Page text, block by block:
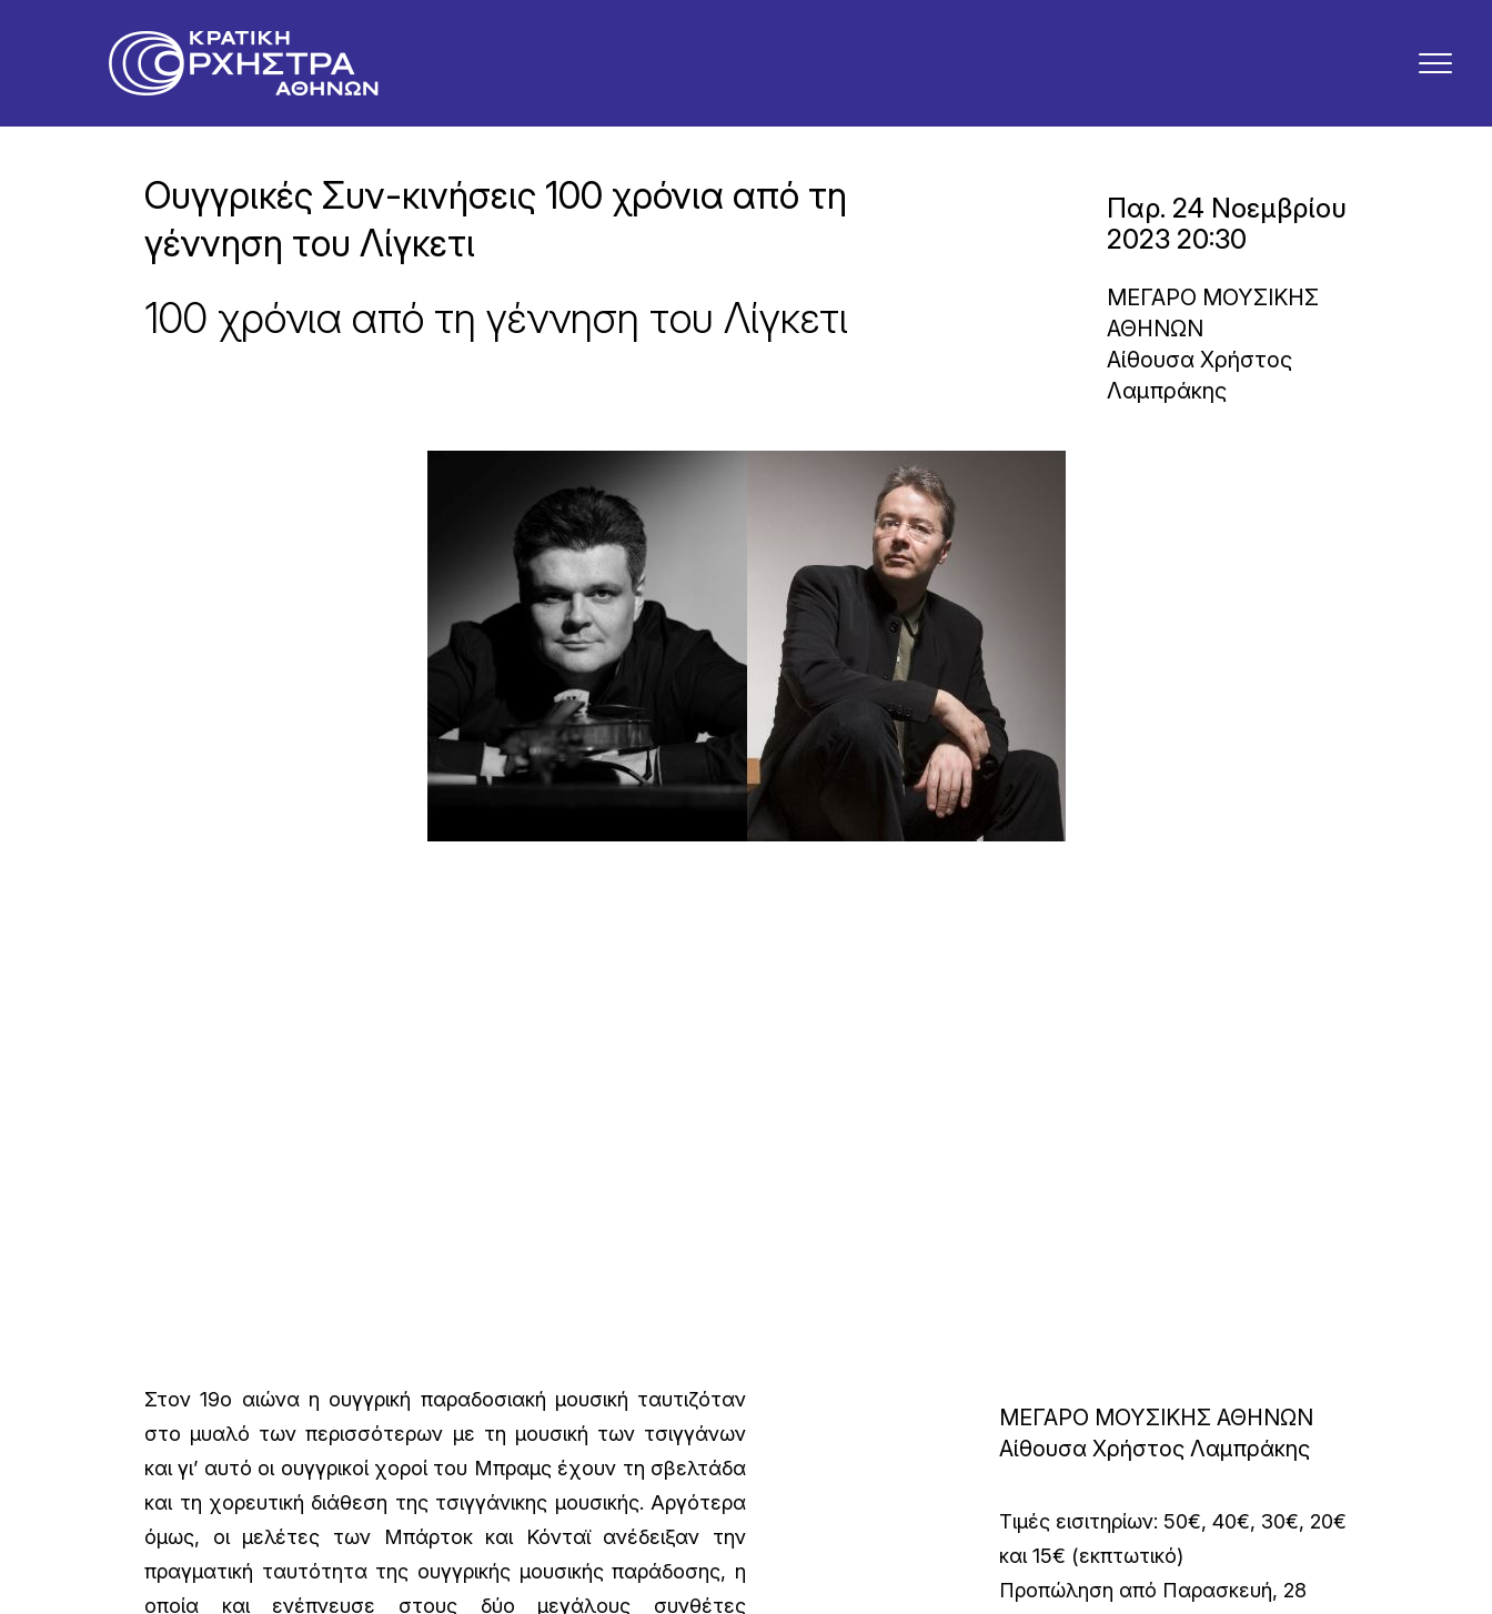
Ουγγρικές Συν-κινήσεις 100 χρόνια από τη
γέννηση του Λίγκετι
100 χρόνια από τη γέννηση του Λίγκετι
Παρ. 24 Νοεμβρίου
2023 20:30
ΜΕΓΑΡΟ ΜΟΥΣΙΚΗΣ
ΑΘΗΝΩΝ
Αίθουσα Χρήστος
Λαμπράκης
Στον 19ο αιώνα η ουγγρική παραδοσιακή μουσική ταυτιζόταν
στο μυαλό των περισσότερων με τη μουσική των τσιγγάνων
και γι’ αυτό οι ουγγρικοί χοροί του Μπραμς έχουν τη σβελτάδα
και τη χορευτική διάθεση της τσιγγάνικης μουσικής. Αργότερα
όμως, οι μελέτες των Μπάρτοκ και Κόνταϊ ανέδειξαν την
πραγματική ταυτότητα της ουγγρικής μουσικής παράδοσης, η
οποία και ενέπνευσε στους δύο μεγάλους συνθέτες
ΜΕΓΑΡΟ ΜΟΥΣΙΚΗΣ ΑΘΗΝΩΝ
Αίθουσα Χρήστος Λαμπράκης
Τιμές εισιτηρίων: 50€, 40€, 30€, 20€
και 15€ (εκπτωτικό)
Προπώληση από Παρασκευή, 28